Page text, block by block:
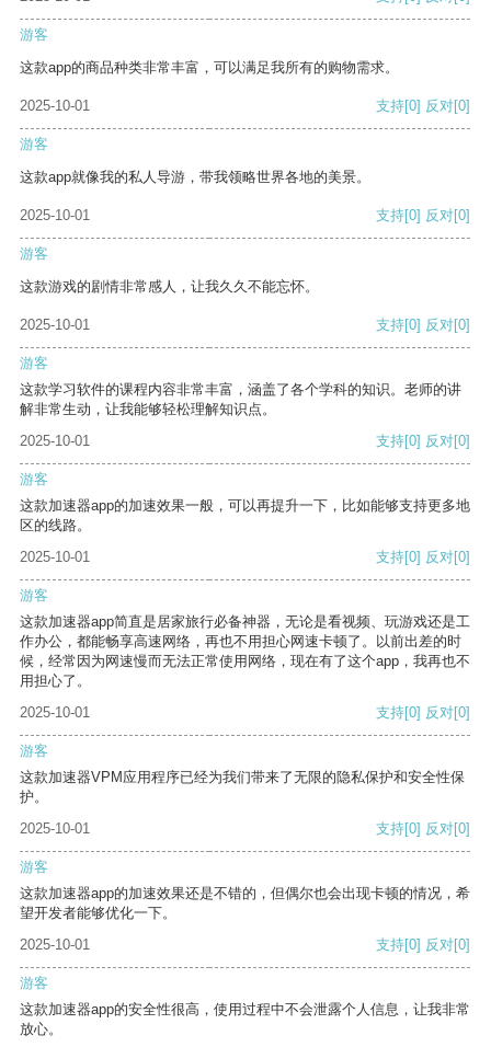
游客
这款app的商品种类非常丰富，可以满足我所有的购物需求。
2025-10-01 支持[0] 反对[0]
游客
这款app就像我的私人导游，带我领略世界各地的美景。
2025-10-01 支持[0] 反对[0]
游客
这款游戏的剧情非常感人，让我久久不能忘怀。
2025-10-01 支持[0] 反对[0]
游客
这款学习软件的课程内容非常丰富，涵盖了各个学科的知识。老师的讲
解非常生动，让我能够轻松理解知识点。
2025-10-01
支持[0] 反对[0]
游客
这款加速器app的加速效果一般，可以再提升一下，比如能够支持更多地
区的线路。
2025-10-01
支持[0] 反对[0]
游客
这款加速器app简直是居家旅行必备神器，无论是看视频、玩游戏还是工
作办公，都能畅享高速网络，再也不用担心网速卡顿了。以前出差的时
候，经常因为网速慢而无法正常使用网络，现在有了这个app，我再也不
用担心了。
2025-10-01
支持[0] 反对[0]
游客
这款加速器VPM应用程序已经为我们带来了无限的隐私保护和安全性保
护。
2025-10-01
支持[0] 反对[0]
游客
这款加速器app的加速效果还是不错的，但偶尔也会出现卡顿的情况，希
望开发者能够优化一下。
2025-10-01
支持[0] 反对[0]
游客
这款加速器app的安全性很高，使用过程中不会泄露个人信息，让我非常
放心。